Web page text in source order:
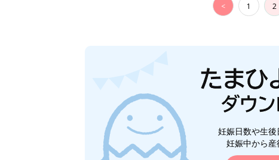
< 1 2
妊娠日数や生
妊娠中から産